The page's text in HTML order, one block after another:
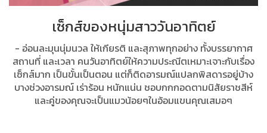
เซ็กส์ของหนุ่มสาววันอาทิตย์
- อ่อนละมุนนุ่มนวล ให้เกียรติ และสุภาพทุกอย่าง ทั้งบรรยากาศ
สถานที่ และเวลา คนวันอาทิตย์ให้ความประณีตเหมาะเจาะกับเรื่อง
เซ็กส์มาก เป็นขั้นเป็นตอน แต่ก็ติดอารมณ์แปลกพิสดารอยู่บ้าง
บางช่วงอารมณ์ เร่าร้อน หนักแน่น ชอบกกกอดตามนิสัยราชสีห์
และคู่ของคุณจะเป็นแมวน้อยๆในอ้อมแขนคุณเสมอๆ